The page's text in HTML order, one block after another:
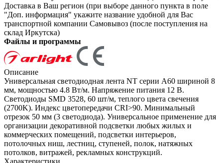
Доставка в Ваш регион (при выборе данного пункта в поле
"Доп. информация" укажите название удобной для Вас
транспортной компании Самовывоз (после поступления на
склад Иркутска)
Файлы и программы
Описание
Универсальная светодиодная лента NT серии A60 шириной 8
мм, мощностью 4.8 Вт/м. Напряжение питания 12 В.
Светодиоды SMD 3528, 60 шт/м, теплого цвета свечения
(2700K). Индекс цветопередачи CRI>90. Минимальный
отрезок 50 мм (3 светодиода). Универсальное применение для
организации декоративной подсветки любых жилых и
коммерческих помещений, подсветки интерьеров,
потолочных ниш, лестниц, ступеней, полок, натяжных
потолков, витражей, рекламных конструкций.